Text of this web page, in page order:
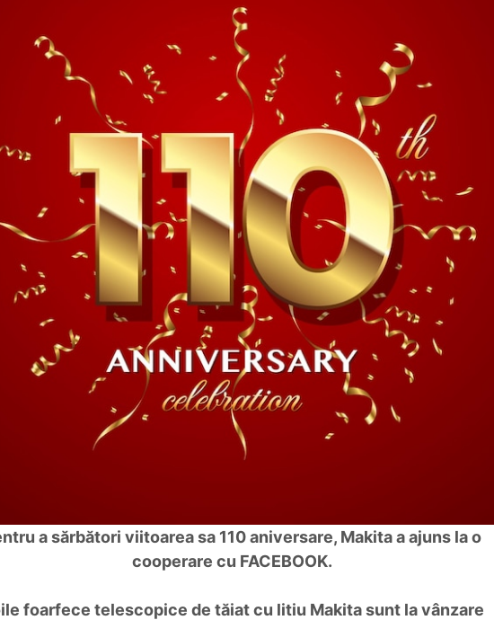
a sărbători viitoarea sa 110 aniversare, Makita a ajuns la o
cooperare cu FACEBOOK.
foarfece telescopice de tăiat cu litiu Makita sunt la vânzare